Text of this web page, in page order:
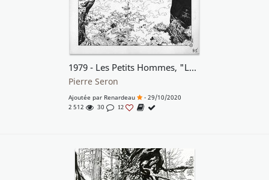
1979 - Les Petits Hommes, "Les prisonniers du temps"
Pierre Seron
Ajoutée par Renardeau
- 29/10/2020
2 512
30 12